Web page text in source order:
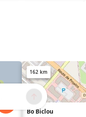
162 km
Bo Biclou